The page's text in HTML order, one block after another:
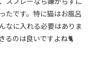
たです。特に猫はお風呂
なに入れる必要はありま
るのは良いですよね🐈